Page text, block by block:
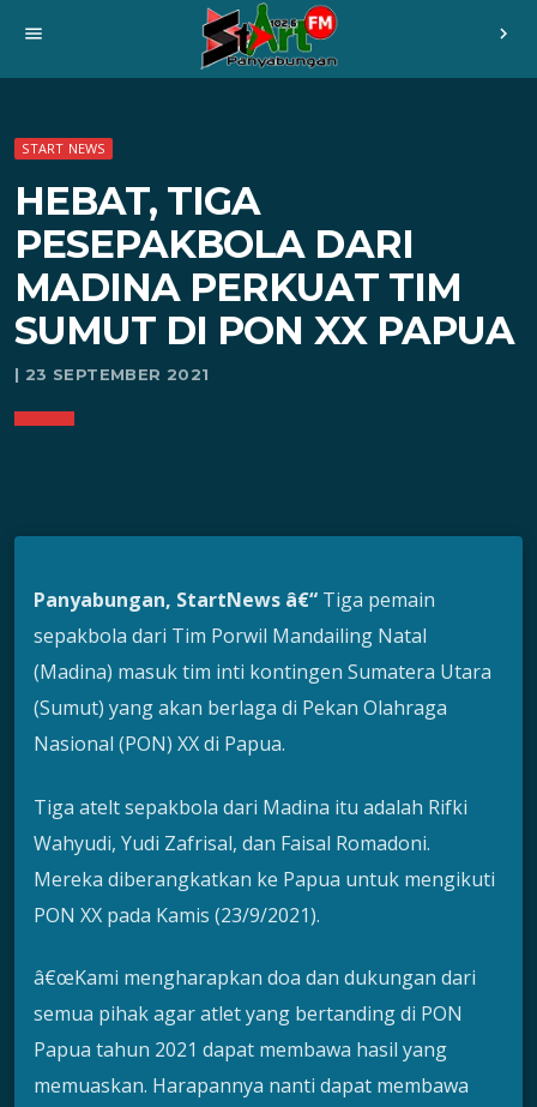
menu chevron_right
START NEWS
HEBAT, TIGA
PESEPAKBOLA DARI
MADINA PERKUAT TIM
SUMUT DI PON XX PAPUA
| 23 SEPTEMBER 2021
Panyabungan, StartNews â€“ Tiga pemain
sepakbola dari Tim Porwil Mandailing Natal
(Madina) masuk tim inti kontingen Sumatera Utara
(Sumut) yang akan berlaga di Pekan Olahraga
Nasional (PON) XX di Papua.
Tiga atelt sepakbola dari Madina itu adalah Rifki
Wahyudi, Yudi Zafrisal, dan Faisal Romadoni.
Mereka diberangkatkan ke Papua untuk mengikuti
PON XX pada Kamis (23/9/2021).
â€œKami mengharapkan doa dan dukungan dari
semua pihak agar atlet yang bertanding di PON
Papua tahun 2021 dapat membawa hasil yang
memuaskan. Harapannya nanti dapat membawa